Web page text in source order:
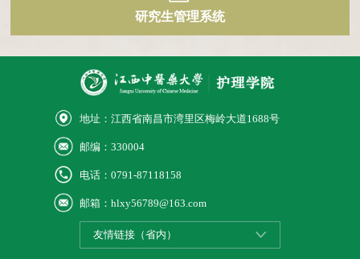
研究生管理系统
地址：江西省南昌市湾里区梅岭大道1688号
邮编：330004
电话：0791-87118158
邮箱：hlxy56789@163.com
友情链接（省内）